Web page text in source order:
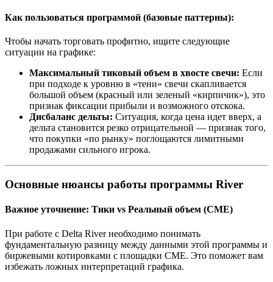
Как пользоваться программой (базовые паттерны):​
Чтобы начать торговать профитно, ищите следующие
ситуации на графике:
Максимальный тиковый объем в хвосте свечи: Если
при подходе к уровню в «тени» свечи скапливается
большой объем (красный или зеленый «кирпичик»), это
признак фиксации прибыли и возможного отскока.
Дисбаланс дельты: Ситуация, когда цена идет вверх, а
дельта становится резко отрицательной — признак того,
что покупки «по рынку» поглощаются лимитными
продажами сильного игрока.
Основные нюансы работы программы River​
Важное уточнение: Тики vs Реальный объем (CME)​
При работе с Delta River необходимо понимать
фундаментальную разницу между данными этой программы и
биржевыми котировками с площадки CME. Это поможет вам
избежать ложных интерпретаций графика.